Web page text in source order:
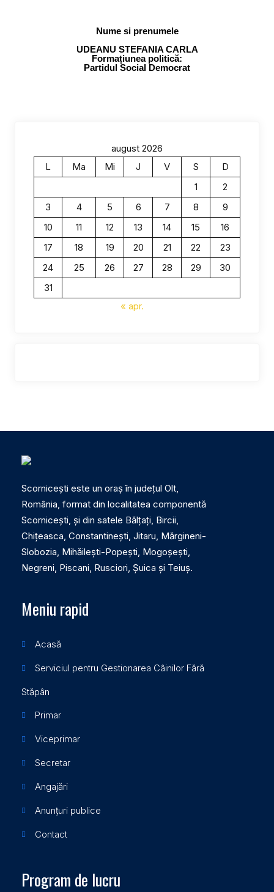
Nume si prenumele
UDEANU STEFANIA CARLA
Formațiunea politică:
Partidul Social Democrat
august 2026
L
Ma Mi J V S
D
1
2
3
4 5 6 7 8
9
10
11 12 13 14 15
16
17
18 19 20 21 22
23
24
25 26 27 28 29
30
31
« apr.
Scornicești este un oraș în județul Olt,
România, format din localitatea componentă
Scornicești, și din satele Bălțați, Bircii,
Chițeasca, Constantinești, Jitaru, Mărgineni-
Slobozia, Mihăilești-Popești, Mogoșești,
Negreni, Piscani, Rusciori, Șuica și Teiuș.
Meniu rapid
Acasă
Serviciul pentru Gestionarea Câinilor Fără
Stăpân
Primar
Viceprimar
Secretar
Angajări
Anunțuri publice
Contact
Program de lucru